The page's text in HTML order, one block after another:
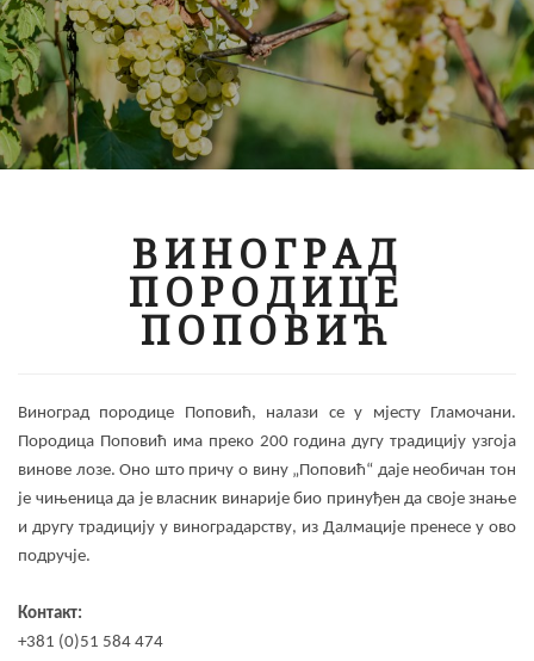
ВИНОГРАД
ПОРОДИЦЕ
ПОПОВИЋ
Виноград породице Поповић, налази се у мјесту Гламочани.
Породица Поповић има преко 200 година дугу традицију узгоја
винове лозе. Оно што причу о вину „Поповић“ даје необичан тон
је чињеница да је власник винарије био принуђен да своје знање
и другу традицију у виноградарству, из Далмације пренесе у ово
подручје.
Контакт:
+381 (0)51 584 474